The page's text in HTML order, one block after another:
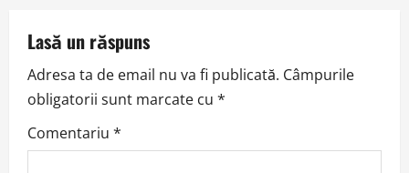
a
v
i
g
Lasă un răspuns
Adresa ta de email nu va fi publicată. Câmpurile
obligatorii sunt marcate cu *
Comentariu *